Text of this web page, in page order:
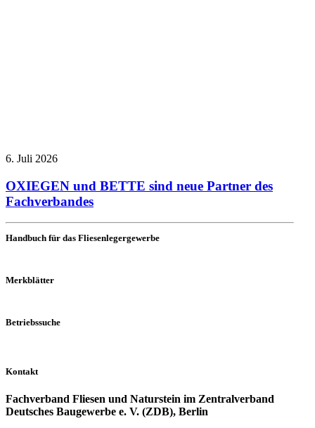
6. Juli 2026
OXIEGEN und BETTE sind neue Partner des
Fachverbandes
Handbuch für das Fliesenlegergewerbe
Merkblätter
Betriebssuche
Kontakt
Fachverband Fliesen und Naturstein im Zentralverband
Deutsches Baugewerbe e. V. (ZDB), Berlin